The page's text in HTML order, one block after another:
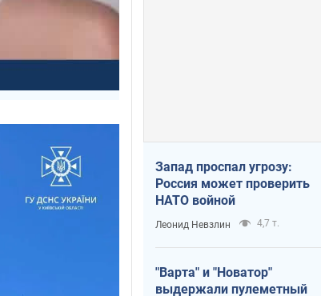
Запад проспал угрозу:
Россия может проверить
НАТО войной
Леонид Невзлин 4,7 т.
"Варта" и "Новатор"
выдержали пулеметный